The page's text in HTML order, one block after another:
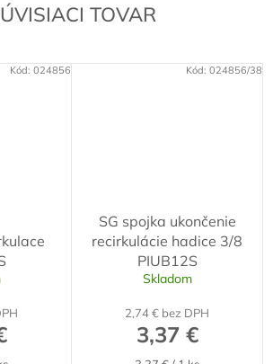
TOVAR
Kód: 024856
SG spojka ukončenie
recirkulácie hadice 3/8
PIUB12S
Skladom
2,74 € bez DPH
3,37 €
Kód: 024856/38